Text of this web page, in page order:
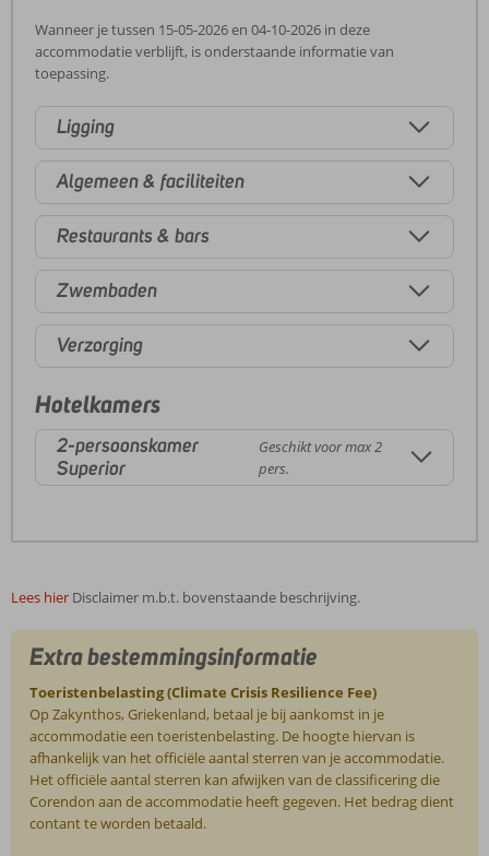
Wanneer je tussen 15-05-2026 en 04-10-2026 in deze
accommodatie verblijft, is onderstaande informatie van
toepassing.
Ligging
Algemeen & faciliteiten
Restaurants & bars
Zwembaden
Verzorging
Hotelkamers
2-persoonskamer
Superior
Geschikt voor max 2
pers.
Lees hier Disclaimer m.b.t. bovenstaande beschrijving.
Extra bestemmingsinformatie
Toeristenbelasting (Climate Crisis Resilience Fee)
Op Zakynthos, Griekenland, betaal je bij aankomst in je
accommodatie een toeristenbelasting. De hoogte hiervan is
afhankelijk van het officiële aantal sterren van je accommodatie.
Het officiële aantal sterren kan afwijken van de classificering die
Corendon aan de accommodatie heeft gegeven. Het bedrag dient
contant te worden betaald.